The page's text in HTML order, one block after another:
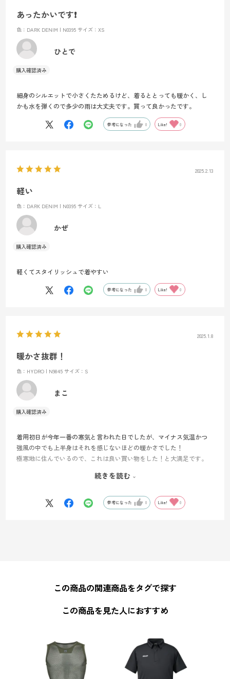
あったかいです❗️
色：DARK DENIM | N0395 サイズ：XS
ひとで
細身のシルエットで小さくたためるけど、着るととっても暖かく、し
かも水を弾くので多少の雨は大丈夫です。買って良かったです。
参考になった 0 Like! 0
2025.2.13
軽い
色：DARK DENIM | N0395 サイズ：L
かぜ
軽くてスタイリッシュで着やすい
参考になった 0 Like! 0
2025.1.8
暖かさ抜群！
色：HYDRO | N9845 サイズ：S
まこ
着用初日が今年一番の寒気と言われた日でしたが、マイナス気温かつ
強風の中でも上半身はそれを感じないほどの暖かさでした！
極寒地に住んでいるので、これは良い買い物をした！と大満足です。
もＳサイズ購入）。丈は腰にかかるくらいで、袖丈も丁度よかったで
続きを読む
参考になった 0 Like! 0
この商品の関連商品をタグで探す
この商品を見た人におすすめ